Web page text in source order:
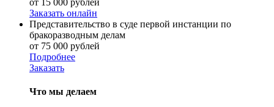
от 15 000 рублей
Заказать онлайн
Представительство в суде первой инстанции по
бракоразводным делам
от 75 000 рублей
Подробнее
Заказать
Что мы делаем